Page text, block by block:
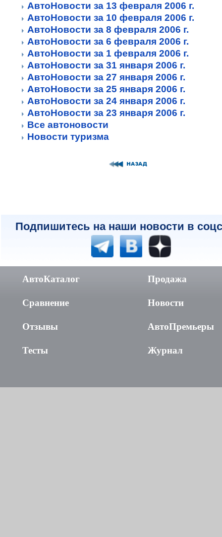
АвтоНовости за 13 февраля 2006 г.
АвтоНовости за 10 февраля 2006 г.
АвтоНовости за 8 февраля 2006 г.
АвтоНовости за 6 февраля 2006 г.
АвтоНовости за 1 февраля 2006 г.
АвтоНовости за 31 января 2006 г.
АвтоНовости за 27 января 2006 г.
АвтоНовости за 25 января 2006 г.
АвтоНовости за 24 января 2006 г.
АвтоНовости за 23 января 2006 г.
Все автоновости
Новости туризма
Подпишитесь на наши новости в
АвтоКаталог
Сравнение
Отзывы
Тесты
Продажа
Новости
АвтоПремьеры
Журнал